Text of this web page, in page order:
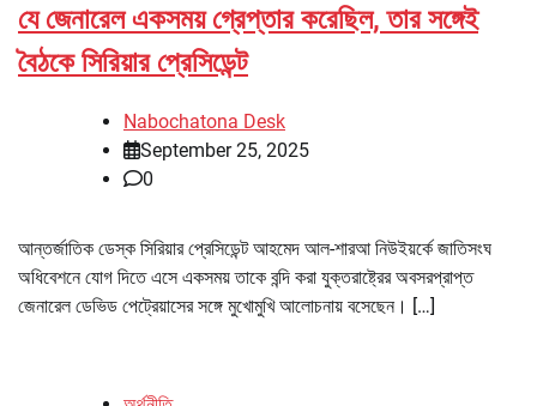
যে জেনারেল একসময় গ্রেপ্তার করেছিল, তার সঙ্গেই
বৈঠকে সিরিয়ার প্রেসিডেন্ট
Nabochatona Desk
September 25, 2025
0
আন্তর্জাতিক ডেস্ক সিরিয়ার প্রেসিডেন্ট আহমেদ আল-শারআ নিউইয়র্কে জাতিসংঘ
অধিবেশনে যোগ দিতে এসে একসময় তাকে বন্দি করা যুক্তরাষ্ট্রের অবসরপ্রাপ্ত
জেনারেল ডেভিড পেট্রেয়াসের সঙ্গে মুখোমুখি আলোচনায় বসেছেন। […]